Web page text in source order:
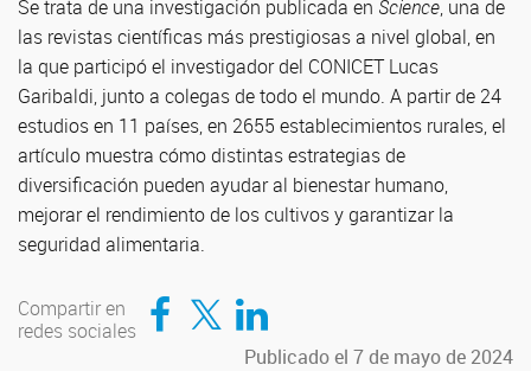
Se trata de una investigación publicada en Science, una de
las revistas científicas más prestigiosas a nivel global, en
la que participó el investigador del CONICET Lucas
Garibaldi, junto a colegas de todo el mundo. A partir de 24
estudios en 11 países, en 2655 establecimientos rurales, el
artículo muestra cómo distintas estrategias de
diversificación pueden ayudar al bienestar humano,
mejorar el rendimiento de los cultivos y garantizar la
seguridad alimentaria.
Compartir en
redes sociales
Compartir en Facebook
Compartir en TwitterCompartir en LinkedIn
Publicado el 7 de mayo de 2024